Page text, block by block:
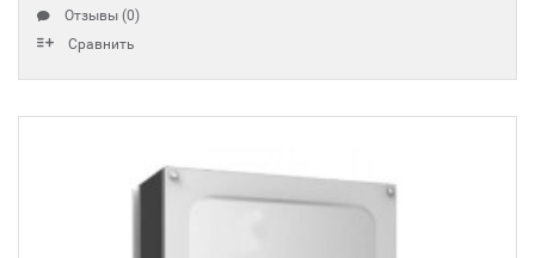
Отзывы (0)
Сравнить